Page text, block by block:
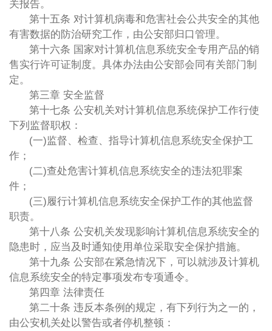
关报告。
第十五条 对计算机病毒和危害社会公共安全的其他
有害数据的防治研究工作，由公安部归口管理。
第十六条 国家对计算机信息系统安全专用产品的销
售实行许可证制度。具体办法由公安部会同有关部门制
定。
第三章 安全监督
第十七条 公安机关对计算机信息系统保护工作行使
下列监督职权：
(一)监督、检查、指导计算机信息系统安全保护工
作；
(二)查处危害计算机信息系统安全的违法犯罪案
件；
(三)履行计算机信息系统安全保护工作的其他监督
职责。
第十八条 公安机关发现影响计算机信息系统安全的
隐患时，应当及时通知使用单位采取安全保护措施。
第十九条 公安部在紧急情况下，可以就涉及计算机
信息系统安全的特定事项发布专项通令。
第四章 法律责任
第二十条 违反本条例的规定，有下列行为之一的，
由公安机关处以警告或者停机整顿：